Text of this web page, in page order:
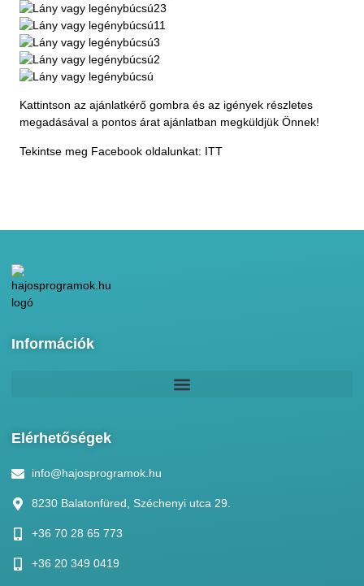
Kattintson az ajánlatkérő gombra és az igények részletes
megadásával a pontos árat ajánlatban megküldjük Önnek!
Tekintse meg Facebook oldalunkat: ITT
Információk
Elérhetőségek
info@hajosprogramok.hu
8230 Balatonfüred, Széchenyi utca 29.
+36 70 28 65 773
+36 20 349 0419